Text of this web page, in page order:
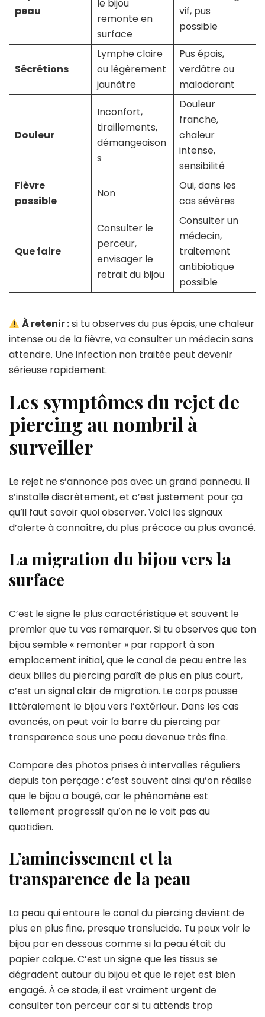
peau
le bijou
remonte en
surface
vif, pus
possible
Sécrétions
Lymphe claire
ou légèrement
jaunâtre
Pus épais,
verdâtre ou
malodorant
Douleur
Inconfort,
tiraillements,
démangeaison
s
Douleur
franche,
chaleur
intense,
sensibilité
Fièvre
possible
Non
Oui, dans les
cas sévères
Que faire
Consulter le
perceur,
envisager le
retrait du bijou
Consulter un
médecin,
traitement
antibiotique
possible
À retenir :si tu observes du pus épais, une chaleur
intense ou de la fièvre, va consulter un médecin sans
attendre. Une infection non traitée peut devenir
sérieuse rapidement.
Les symptômes du rejet de
piercing au nombril à
surveiller
Le rejet ne s’annonce pas avec un grand panneau. Il
s’installe discrètement, et c’est justement pour ça
qu’il faut savoir quoi observer. Voici les signaux
d’alerte à connaître, du plus précoce au plus avancé.
La migration du bijou vers la
surface
C’est le signe le plus caractéristique et souvent le
premier que tu vas remarquer. Si tu observes que ton
bijou semble « remonter » par rapport à son
emplacement initial, que le canal de peau entre les
deux billes du piercing paraît de plus en plus court,
c’est un signal clair de migration. Le corps pousse
littéralement le bijou vers l’extérieur. Dans les cas
avancés, on peut voir la barre du piercing par
transparence sous une peau devenue très fine.
Compare des photos prises à intervalles réguliers
depuis ton perçage : c’est souvent ainsi qu’on réalise
que le bijou a bougé, car le phénomène est
tellement progressif qu’on ne le voit pas au
quotidien.
L’amincissement et la
transparence de la peau
La peau qui entoure le canal du piercing devient de
plus en plus fine, presque translucide. Tu peux voir le
bijou par en dessous comme si la peau était du
papier calque. C’est un signe que les tissus se
dégradent autour du bijou et que le rejet est bien
engagé. À ce stade, il est vraiment urgent de
consulter ton perceur car si tu attends trop